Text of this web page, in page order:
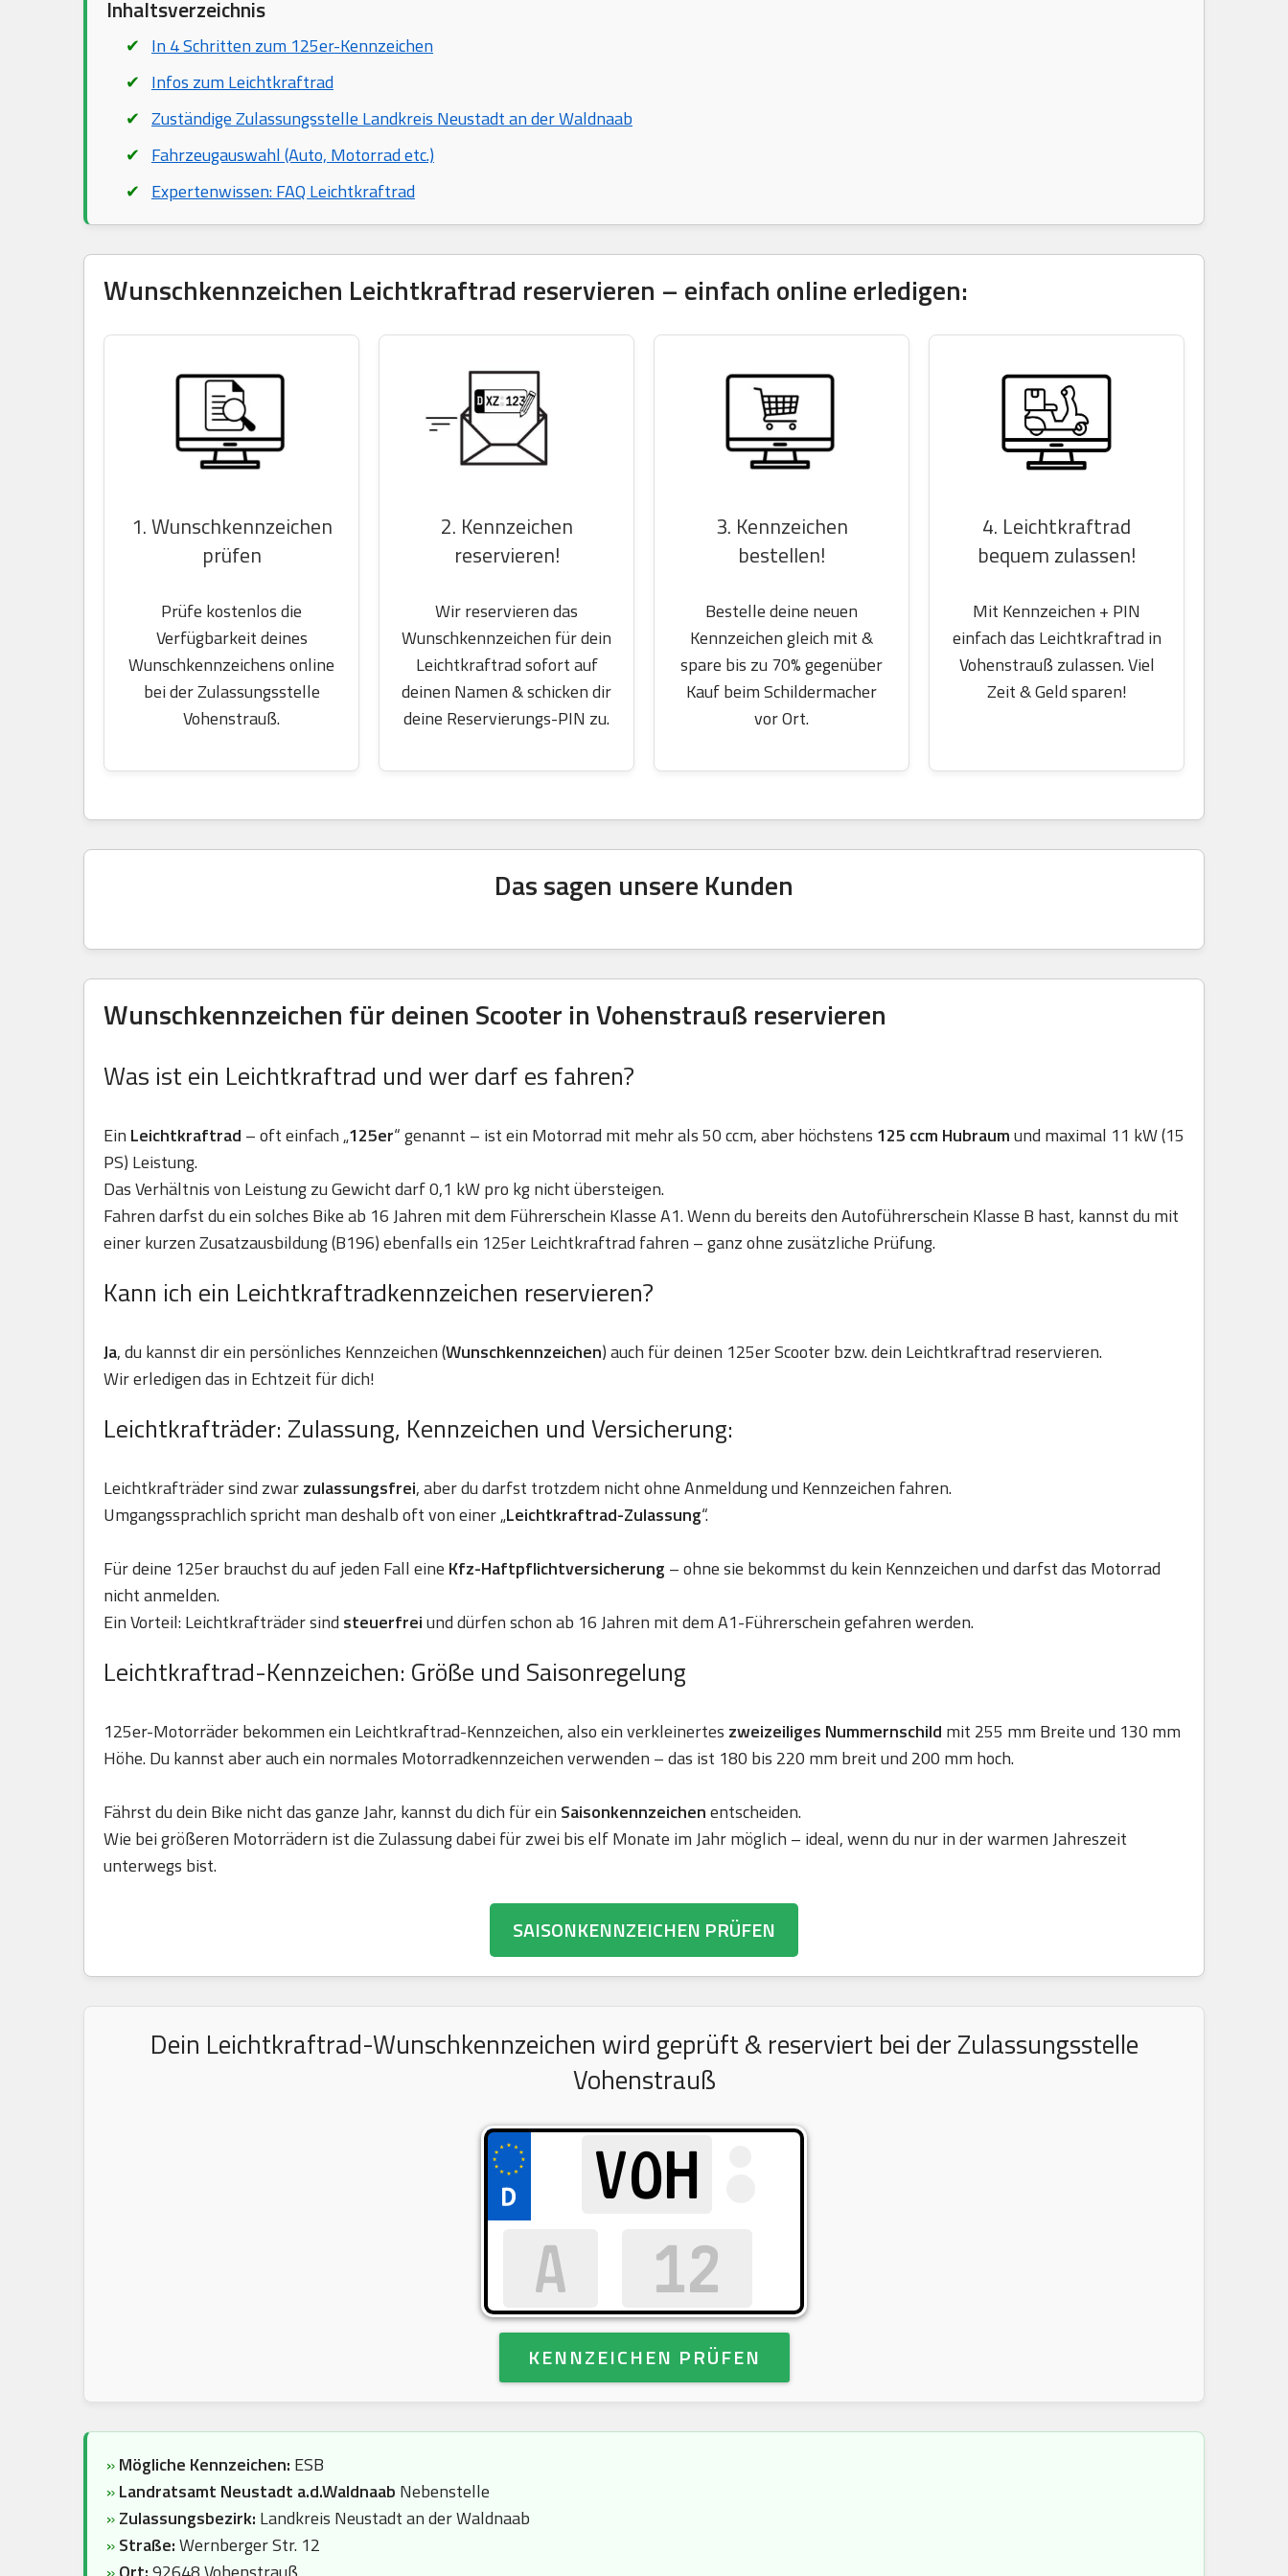
Inhaltsverzeichnis
In 4 Schritten zum 125er-Kennzeichen
Infos zum Leichtkraftrad
Zuständige Zulassungsstelle Landkreis Neustadt an der Waldnaab
Fahrzeugauswahl (Auto, Motorrad etc.)
Expertenwissen: FAQ Leichtkraftrad
Wunschkennzeichen Leichtkraftrad reservieren – einfach online erledigen:
1. Wunschkennzeichen
prüfen
Prüfe kostenlos die
Verfügbarkeit deines
Wunschkennzeichens online
bei der Zulassungsstelle
Vohenstrauß.
2. Kennzeichen
reservieren!
Wir reservieren das
Wunschkennzeichen für dein
Leichtkraftrad sofort auf
deinen Namen & schicken dir
deine Reservierungs-PIN zu.
3. Kennzeichen
bestellen!
Bestelle deine neuen
Kennzeichen gleich mit &
spare bis zu 70% gegenüber
Kauf beim Schildermacher
vor Ort.
4. Leichtkraftrad
bequem zulassen!
Mit Kennzeichen + PIN
einfach das Leichtkraftrad in
Vohenstrauß zulassen. Viel
Zeit & Geld sparen!
Das sagen unsere Kunden
Wunschkennzeichen für deinen Scooter in Vohenstrauß reservieren
Was ist ein Leichtkraftrad und wer darf es fahren?
Ein Leichtkraftrad – oft einfach „125er“ genannt – ist ein Motorrad mit mehr als 50 ccm, aber höchstens 125 ccm Hubraumund maximal 11 kW (15
PS) Leistung.
Das Verhältnis von Leistung zu Gewicht darf 0,1 kW pro kg nicht übersteigen.
Fahren darfst du ein solches Bike ab 16 Jahren mit dem Führerschein Klasse A1. Wenn du bereits den Autoführerschein Klasse B hast, kannst du mit
einer kurzen Zusatzausbildung (B196) ebenfalls ein 125er Leichtkraftrad fahren – ganz ohne zusätzliche Prüfung.
Kann ich ein Leichtkraftradkennzeichen reservieren?
Ja, du kannst dir ein persönliches Kennzeichen (Wunschkennzeichen) auch für deinen 125er Scooter bzw. dein Leichtkraftrad reservieren.
Wir erledigen das in Echtzeit für dich!
Leichtkrafträder: Zulassung, Kennzeichen und Versicherung:
Leichtkrafträder sind zwarzulassungsfrei, aber du darfst trotzdem nicht ohne Anmeldung und Kennzeichen fahren.
Umgangssprachlich spricht man deshalb oft von einer „Leichtkraftrad-Zulassung“.
Für deine 125er brauchst du auf jeden Fall eine Kfz-Haftpflichtversicherung – ohne sie bekommst du kein Kennzeichen und darfst das Motorrad
nicht anmelden.
Ein Vorteil: Leichtkrafträder sind steuerfreiund dürfen schon ab 16 Jahren mit dem A1-Führerschein gefahren werden.
Leichtkraftrad-Kennzeichen: Größe und Saisonregelung
125er-Motorräder bekommen ein Leichtkraftrad-Kennzeichen, also ein verkleinertes zweizeiliges Nummernschild mit 255 mm Breite und 130 mm
Höhe. Du kannst aber auch ein normales Motorradkennzeichen verwenden – das ist 180 bis 220 mm breit und 200 mm hoch.
Fährst du dein Bike nicht das ganze Jahr, kannst du dich für ein Saisonkennzeichenentscheiden.
Wie bei größeren Motorrädern ist die Zulassung dabei für zwei bis elf Monate im Jahr möglich – ideal, wenn du nur in der warmen Jahreszeit
unterwegs bist.
SAISONKENNZEICHEN PRÜFEN
Dein Leichtkraftrad-Wunschkennzeichen wird geprüft & reserviert bei der Zulassungsstelle
Vohenstrauß
KENNZEICHEN PRÜFEN
»Mögliche Kennzeichen: ESB
»Landratsamt Neustadt a.d.Waldnaab Nebenstelle
»Zulassungsbezirk: Landkreis Neustadt an der Waldnaab
»Straße:Wernberger Str. 12